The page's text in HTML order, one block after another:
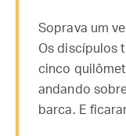
Soprava um
Os discípulos
cinco
andando
barca. E